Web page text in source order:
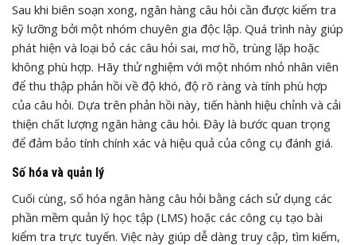
Sau khi biên soạn xong, ngân hàng câu hỏi cần được kiểm tra
kỹ lưỡng bởi một nhóm chuyên gia độc lập. Quá trình này giúp
phát hiện và loại bỏ các câu hỏi sai, mơ hồ, trùng lặp hoặc
không phù hợp. Hãy thử nghiệm với một nhóm nhỏ nhân viên
để thu thập phản hồi về độ khó, độ rõ ràng và tính phù hợp
của câu hỏi. Dựa trên phản hồi này, tiến hành hiệu chỉnh và cải
thiện chất lượng ngân hàng câu hỏi. Đây là bước quan trọng
để đảm bảo tính chính xác và hiệu quả của công cụ đánh giá.
Số hóa và quản lý
Cuối cùng, số hóa ngân hàng câu hỏi bằng cách sử dụng các
phần mềm quản lý học tập (LMS) hoặc các công cụ tạo bài
kiểm tra trực tuyến. Việc này giúp dễ dàng truy cập, tìm kiếm,